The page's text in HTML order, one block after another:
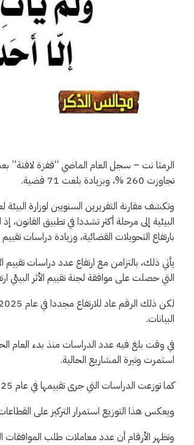
تجاوزت 260 %، وبزيادة بلغت 71 قضية.
البيئية إلى مرحلة أكثر تشددا في تطبيق
بارتفاع التحويلات القضائية، وزيادة دراسات
التي حصلت على موافقة لجنة تقييم الأثر البيئي ارتفع من 13 دراسة فقط عام 2005 إلى 59
البيانات.
استمرت وتيرة المشاريع الحالية.
كما توزعت الدراسات التي جرى تقييمها في عام 2025 على 26 مشروعا صناعيا، و23 مشروعا خدميا، و19 مشروعا زراعيا، إضافة إلى 5 مشاريع تعدين.
ويعكس هذا التوزيع استمرار التركيز على